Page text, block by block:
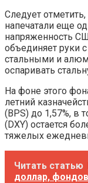
Следует
напечатали еще
напряженность
объединяет руки
стальными и
оспаривать
На фоне этого
летний
(BPS) до 1,57%, в
(DXY) остается
тяжелых
Читать статью
доллар,